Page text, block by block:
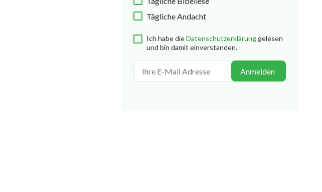
Tägliche Andacht
Ich habe dieDatenschutzerklärung gelesen
und bin damit einverstanden.